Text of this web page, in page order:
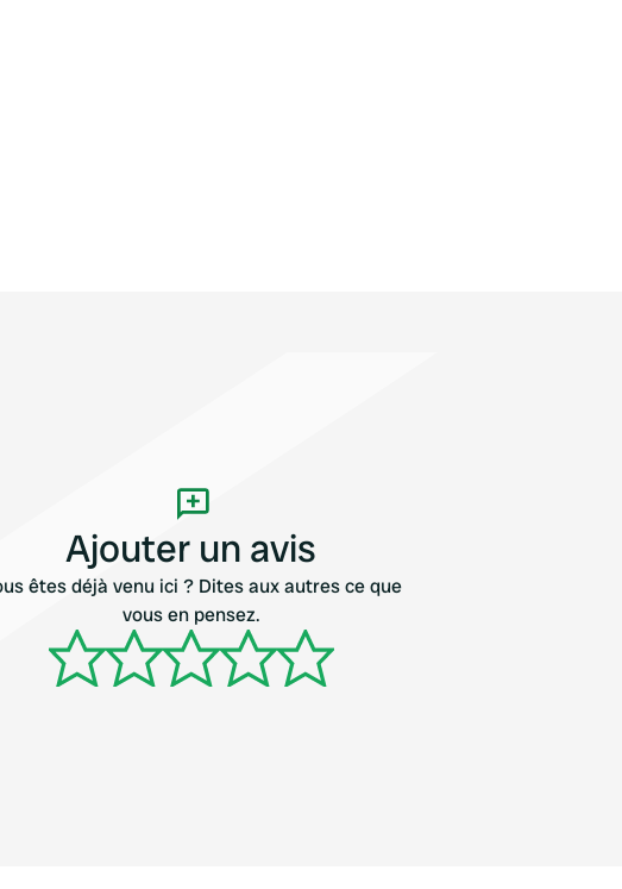
Ajouter un avis
êtes déjà venu ici ? Dites aux autres ce que
vous en pensez.